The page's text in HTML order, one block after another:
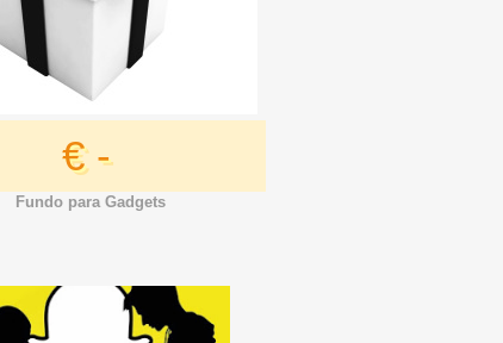
€ -
Fundo para Gadgets